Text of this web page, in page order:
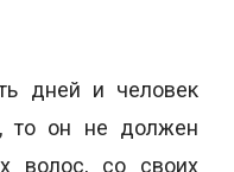
дней и человек
то он не должен
волос, со своих